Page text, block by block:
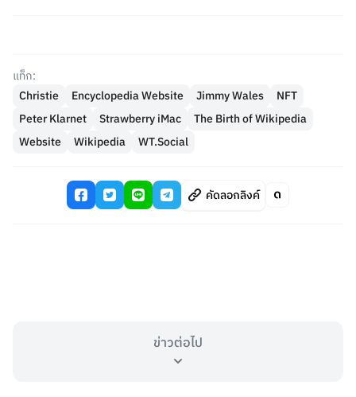
แท็ก:
Christie
Encyclopedia Website Jimmy Wales
NFT
Peter Klarnet
Strawberry iMac
The Birth of Wikipedia
Website
Wikipedia WT.Social
คัดลอกลิงค์
ข่าวต่อไป